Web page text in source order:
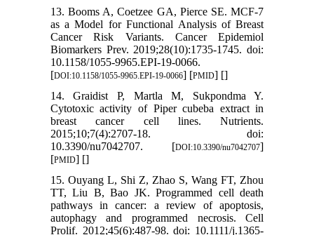
13. Booms A, Coetzee GA, Pierce SE. MCF-7
as a Model for Functional Analysis of Breast
Cancer Risk Variants. Cancer Epidemiol
Biomarkers Prev. 2019;28(10):1735-1745. doi:
10.1158/1055-9965.EPI-19-0066.
[DOI:10.1158/1055-9965.EPI-19-0066] [PMID] []
14. Graidist P, Martla M, Sukpondma Y.
Cytotoxic activity of Piper cubeba extract in
breast cancer cell lines. Nutrients.
2015;10;7(4):2707-18. doi:
10.3390/nu7042707. [DOI:10.3390/nu7042707]
[PMID] []
15. Ouyang L, Shi Z, Zhao S, Wang FT, Zhou
TT, Liu B, Bao JK. Programmed cell death
pathways in cancer: a review of apoptosis,
autophagy and programmed necrosis. Cell
Prolif. 2012;45(6):487-98. doi: 10.1111/j.1365-